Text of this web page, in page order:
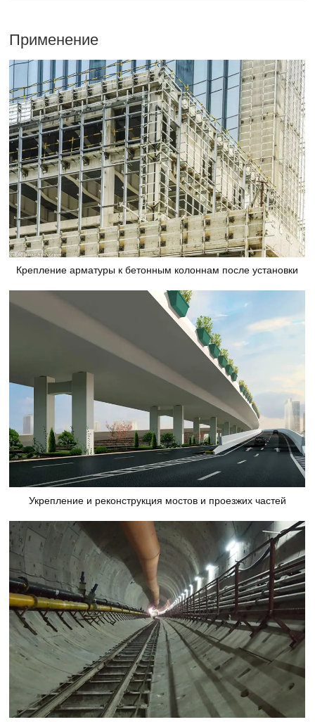
Применение
Крепление арматуры к бетонным колоннам после установки
Укрепление и реконструкция мостов и проезжих частей